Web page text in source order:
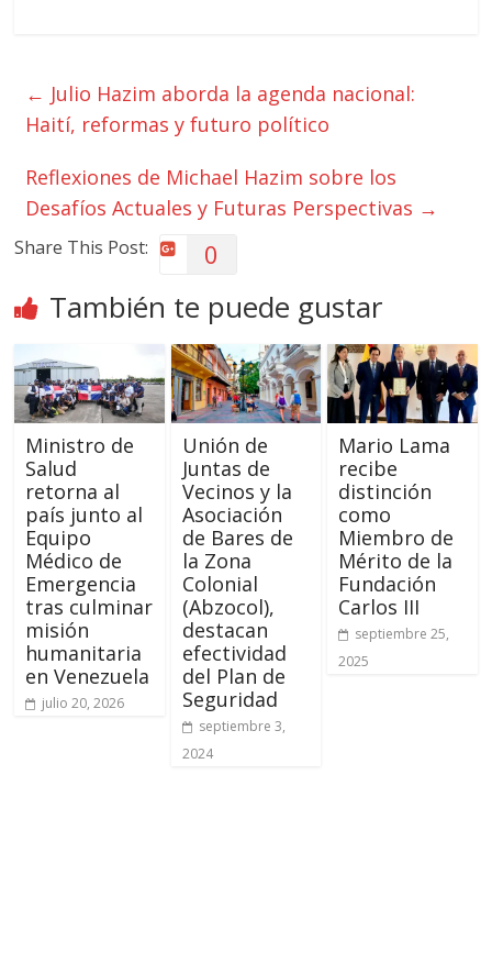
← Julio Hazim aborda la agenda nacional:
Haití, reformas y futuro político
Reflexiones de Michael Hazim sobre los
Desafíos Actuales y Futuras Perspectivas →
Share This Post: 0
También te puede gustar
Ministro de
Salud
retorna al
país junto al
Equipo
Médico de
Emergencia
tras culminar
misión
humanitaria
en Venezuela
julio 20, 2026
Unión de
Juntas de
Vecinos y la
Asociación
de Bares de
la Zona
Colonial
(Abzocol),
destacan
efectividad
del Plan de
Seguridad
septiembre 3,
2024
Mario Lama
recibe
distinción
como
Miembro de
Mérito de la
Fundación
Carlos III
septiembre 25,
2025